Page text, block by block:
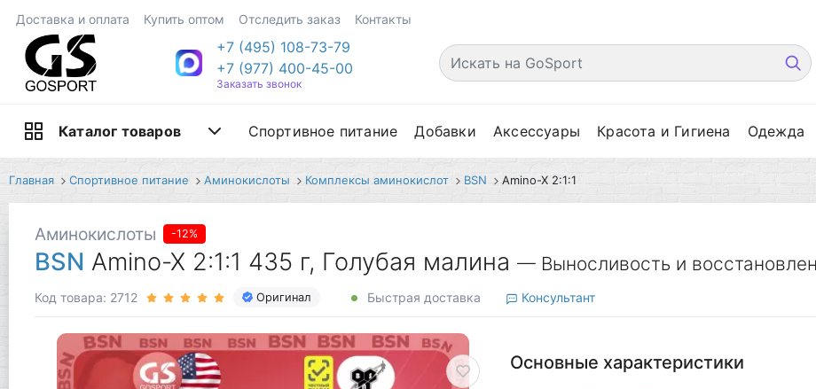
Доставка и оплата Купить оптом Отследить заказ Контакты
+7 (495) 108-73-79
+7 (977) 400-45-00
Заказать звонок
Каталог товаров Спортивное питание Добавки Аксессуары Красота и Гигиена Одежда
Главная Спортивное питание Аминокислоты Комплексы аминокислот BSN Amino-X 2:1:1
Аминокислоты -12%
BSN Amino-X 2:1:1 435 г, Голубая малина — Выносливость и
Код товара: 2712 Оригинал Быстрая доставка Консультант
Основные характеристики